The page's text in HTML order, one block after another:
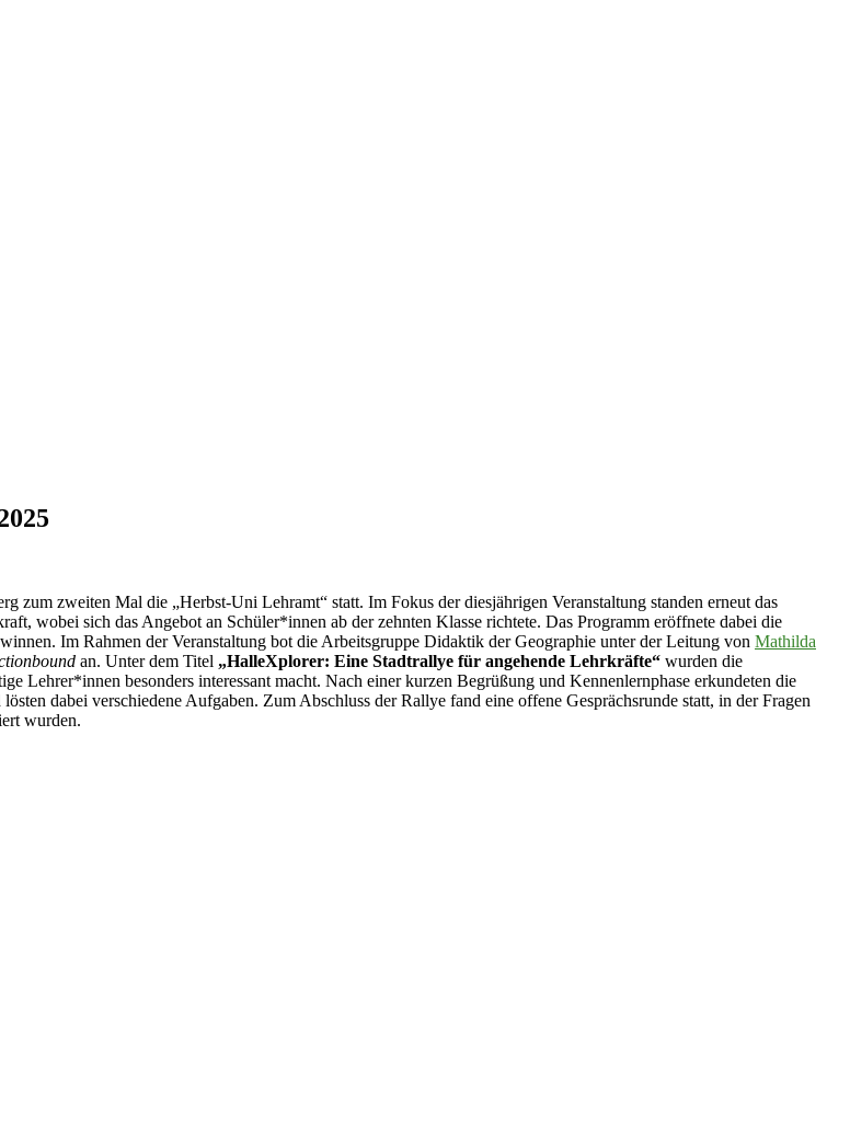
zweiten Mal die „Herbst-Uni Lehramt“ statt. Im Fokus der diesjährigen Veranstaltung standen erneut das
wobei sich das Angebot an Schüler*innen ab der zehnten Klasse richtete. Das Programm eröffnete dabei die
Im Rahmen der Veranstaltung bot die Arbeitsgruppe Didaktik der Geographie unter der Leitung von Mathilda
an. Unter dem Titel „HalleXplorer: Eine Stadtrallye für angehende Lehrkräfte“ wurden die
Lehrer*innen besonders interessant macht. Nach einer kurzen Begrüßung und Kennenlernphase erkundeten die
dabei verschiedene Aufgaben. Zum Abschluss der Rallye fand eine offene Gesprächsrunde statt, in der Fragen
wurden.